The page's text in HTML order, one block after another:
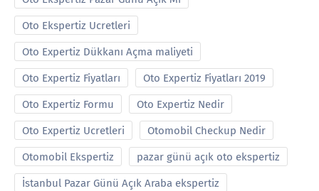
Oto Ekspertiz Ucretleri
Oto Expertiz Dükkanı Açma maliyeti
Oto Expertiz Fiyatları Oto Expertiz Fiyatları 2019
Oto Expertiz Formu Oto Expertiz Nedir
Oto Expertiz Ucretleri Otomobil Checkup Nedir
Otomobil Ekspertiz pazar günü açık oto ekspertiz
İstanbul Pazar Günü Açık Araba ekspertiz